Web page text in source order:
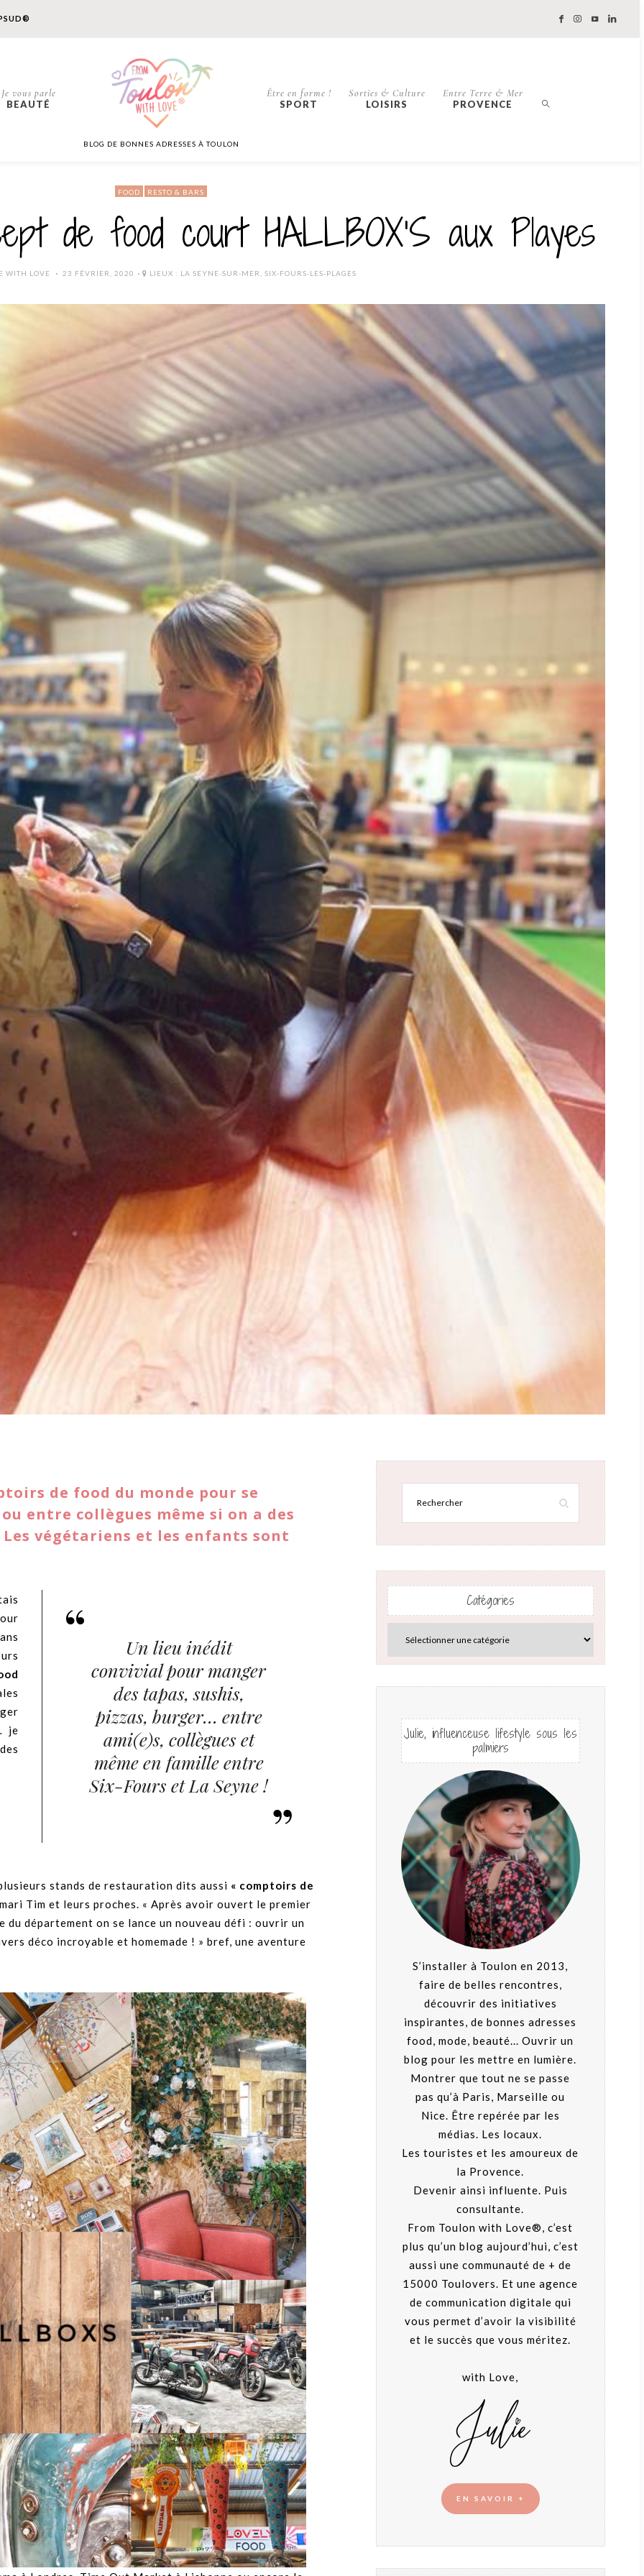
Je vous parle
BEAUTÉ
BLOG DE BONNES ADRESSES À TOULON
Être en forme !
SPORT
Sorties & Culture
LOISIRS
Entre Terre & Mer
PROVENCE
FOOD RESTO & BARS
de food court HALLBOX’S aux Playes
WITH LOVE
POSTED
23 FÉVRIER, 2020 LIEUX : LA SEYNE-SUR-MER SIX-FOURS-LES-PLAGES
de food du monde pour se
entre collègues même si on a des
végétariens et les enfants sont
Un lieu inédit
convivial pour manger
des tapas, sushis,
pizzas, burger… entre
ami(e)s, collègues et
même en famille entre
Six-Fours et La Seyne !
je
stands de restauration dits aussi « comptoirs de
mari Tim et leurs proches. « Après avoir ouvert le premier
département on se lance un nouveau défi : ouvrir un
déco incroyable et homemade ! » bref, une aventure
Catégories
Julie, influenceuse lifestyle sous les
palmiers
S’installer à Toulon en 2013,
faire de belles rencontres,
découvrir des initiatives
inspirantes, de bonnes adresses
food, mode, beauté... Ouvrir un
blog pour les mettre en lumière.
Montrer que tout ne se passe
pas qu’à Paris, Marseille ou
Nice. Être repérée par les
médias. Les locaux.
Les touristes et les amoureux de
la Provence.
Devenir ainsi influente. Puis
consultante.
From Toulon with Love®, c’est
plus qu’un blog aujourd’hui, c’est
aussi une communauté de + de
15000 Toulovers. Et une agence
de communication digitale qui
vous permet d’avoir la visibilité
et le succès que vous méritez.
with Love,
EN SAVOIR +